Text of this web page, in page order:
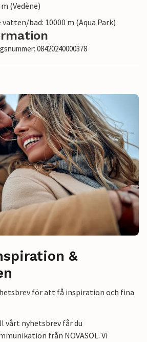
(Vedène)
bad: 10000 m (Aqua Park)
08420240000378
&
för att få inspiration och fina
vårt nyhetsbrev får du
från NOVASOL. Vi